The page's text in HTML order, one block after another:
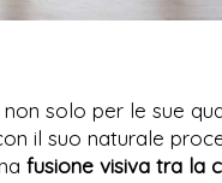
solo per le sue
il suo naturale
fusione visiva tra la